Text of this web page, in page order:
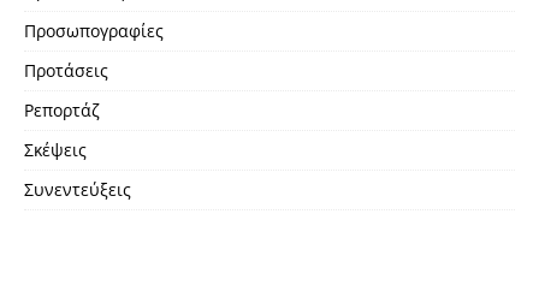
Προσωπογραφίες
Προτάσεις
Ρεπορτάζ
Σκέψεις
Συνεντεύξεις